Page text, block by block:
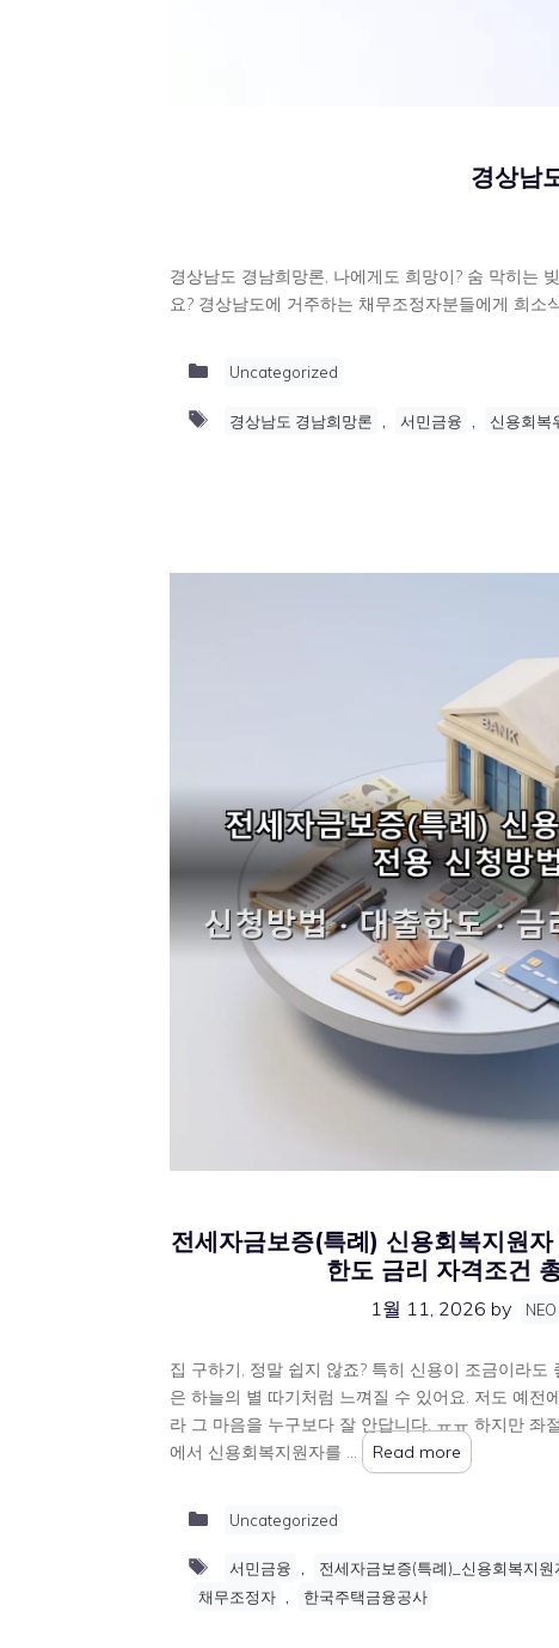
경상남
경상남도 경남희망론, 나에게도 희망이? 숨 막히는
요? 경상남도에 거주하는 채무조정자분들에게 희
Categories
Uncategorized
Tags
경상남도 경남희망론 서민금융 신용회복
전세자금보증(특례) 신용회복지원
한도 금리 자격조건
1월 11, 2026 by NEO
집 구하기, 정말 쉽지 않죠? 특히 신용이 조금이라도
은 하늘의 별 따기처럼 느껴질 수 있어요. 저도 예전
라 그 마음을 누구보다 잘 안답니다. ㅠㅠ 하지만 좌
에서 신용회복지원자를 …
Read more
Categories
Uncategorized
Tags
서민금융 , 전세자금보증(특례)_신용회복지원
채무조정자 , 한국주택금융공사